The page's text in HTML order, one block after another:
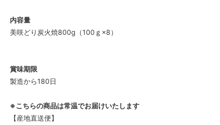
内容量
美咲どり炭火焼800g（100ｇ×8）
賞味期限
製造から180日
※こちらの商品は常温でお届けいたします
【産地直送便】